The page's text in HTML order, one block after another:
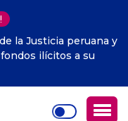
la Justicia peruana y
ilícitos a su